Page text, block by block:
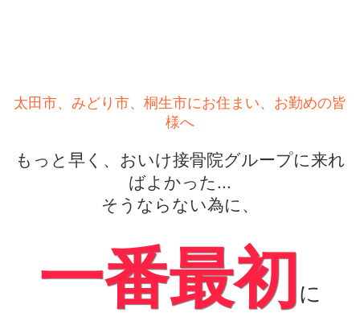
太田市、みどり市、桐生市にお住まい、お勤めの皆
様へ
もっと早く、おいけ接骨院グループに来れ
ばよかった...
そうならない為に、
一番最初に